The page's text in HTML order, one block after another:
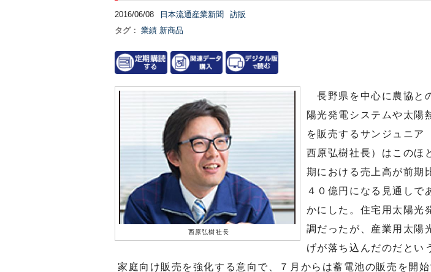
2016/06/08 日本流通産業新聞
訪販
タグ： 業績 新商品
西原弘樹社長
長野県を中心に農協と
陽光発電システムや太陽
を販売するサンジュニア
西原弘樹社長）はこのほ
期における売上高が前期
４０億円になる見通しで
かにした。住宅用太陽光
調だったが、産業用太陽
げが落ち込んだのだとい
家庭向け販売を強化する意向で、７月からは蓄電池の販売を開始